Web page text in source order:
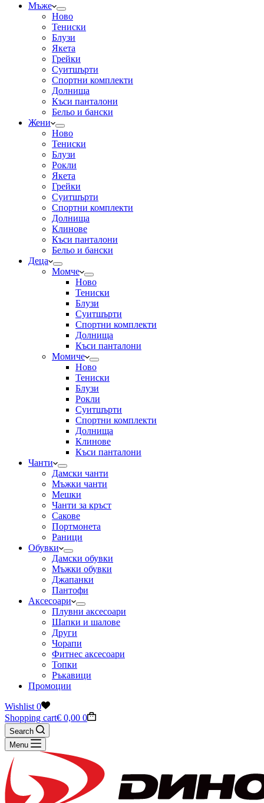
Мъже
Ново
Тениски
Блузи
Якета
Грейки
Суитшърти
Спортни комплекти
Долнища
Къси панталони
Бельо и бански
Жени
Ново
Тениски
Блузи
Рокли
Якета
Грейки
Суитшърти
Спортни комплекти
Долнища
Клинове
Къси панталони
Бельо и бански
Деца
Момче
Ново
Тениски
Блузи
Суитшърти
Спортни комплекти
Долнища
Къси панталони
Момиче
Ново
Тениски
Блузи
Рокли
Суитшърти
Спортни комплекти
Долнища
Клинове
Къси панталони
Чанти
Дамски чанти
Мъжки чанти
Мешки
Чанти за кръст
Сакове
Портмонета
Раници
Обувки
Дамски обувки
Мъжки обувки
Джапанки
Пантофи
Аксесоари
Плувни аксесоари
Шапки и шалове
Други
Чорапи
Фитнес аксесоари
Топки
Ръкавици
Промоции
Wishlist 0
Shopping cart€ 0,00 0
Search
Menu